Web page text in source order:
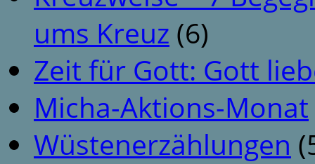
ums Kreuz (6)
Zeit für Gott: Gott
Micha-Aktions-Monat
Wüstenerzählungen